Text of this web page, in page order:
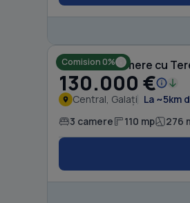
Comision 0%
Casă cu 3 camere cu
130.000 €
Central, Galați La ~5km
3 camere 110 mp 276